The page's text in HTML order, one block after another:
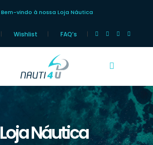
Bem-vindo à nossa Loja Náutica
Wishlist FAQ’s
Loja Náutica